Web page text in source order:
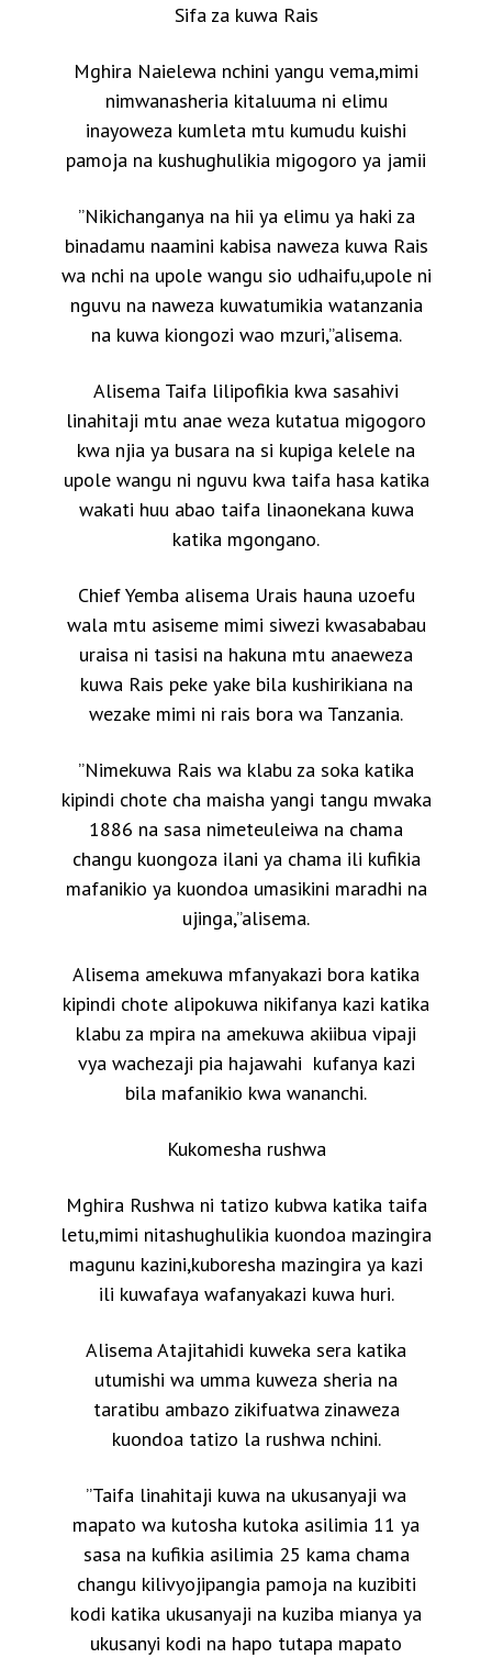
Sifa za kuwa Rais
Mghira Naielewa nchini yangu vema,mimi
nimwanasheria kitaluuma ni elimu
inayoweza kumleta mtu kumudu kuishi
pamoja na kushughulikia migogoro ya jamii
”Nikichanganya na hii ya elimu ya haki za
binadamu naamini kabisa naweza kuwa Rais
wa nchi na upole wangu sio udhaifu,upole ni
nguvu na naweza kuwatumikia watanzania
na kuwa kiongozi wao mzuri,”alisema.
Alisema Taifa lilipofikia kwa sasahivi
linahitaji mtu anae weza kutatua migogoro
kwa njia ya busara na si kupiga kelele na
upole wangu ni nguvu kwa taifa hasa katika
wakati huu abao taifa linaonekana kuwa
katika mgongano.
Chief Yemba alisema Urais hauna uzoefu
wala mtu asiseme mimi siwezi kwasababau
uraisa ni tasisi na hakuna mtu anaeweza
kuwa Rais peke yake bila kushirikiana na
wezake mimi ni rais bora wa Tanzania.
”Nimekuwa Rais wa klabu za soka katika
kipindi chote cha maisha yangi tangu mwaka
1886 na sasa nimeteuleiwa na chama
changu kuongoza ilani ya chama ili kufikia
mafanikio ya kuondoa umasikini maradhi na
ujinga,”alisema.
Alisema amekuwa mfanyakazi bora katika
kipindi chote alipokuwa nikifanya kazi katika
klabu za mpira na amekuwa akiibua vipaji
vya wachezaji pia hajawahi kufanya kazi
bila mafanikio kwa wananchi.
Kukomesha rushwa
Mghira Rushwa ni tatizo kubwa katika taifa
letu,mimi nitashughulikia kuondoa mazingira
magunu kazini,kuboresha mazingira ya kazi
ili kuwafaya wafanyakazi kuwa huri.
Alisema Atajitahidi kuweka sera katika
utumishi wa umma kuweza sheria na
taratibu ambazo zikifuatwa zinaweza
kuondoa tatizo la rushwa nchini.
”Taifa linahitaji kuwa na ukusanyaji wa
mapato wa kutosha kutoka asilimia 11 ya
sasa na kufikia asilimia 25 kama chama
changu kilivyojipangia pamoja na kuzibiti
kodi katika ukusanyaji na kuziba mianya ya
ukusanyi kodi na hapo tutapa mapato